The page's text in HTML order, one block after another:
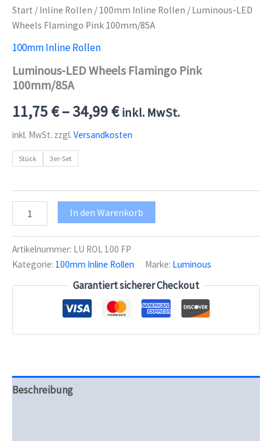
Start / Inline Rollen / 100mm Inline Rollen / Luminous-LED
Wheels Flamingo Pink 100mm/85A
100mm Inline Rollen
Luminous-LED Wheels Flamingo Pink
100mm/85A
11,75€–34,99€ inkl. MwSt.
inkl. MwSt. zzgl. Versandkosten
Stück 3er-Set
Flamingo
Pink
100mm/85A
In den Warenkorb
Artikelnummer: LU ROL 100 FP
Kategorie: 100mm Inline Rollen Marke: Luminous
Garantiert sicherer Checkout
Beschreibung